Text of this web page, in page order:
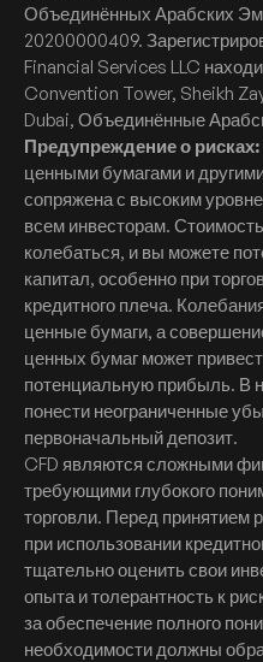
Объединённых Арабских
20200000409.
Financial Services LLC
Convention Tower, Sheikh
Dubai, Объединённые
Предупреждение о рисках:
ценными бумагами и
сопряжена с высоким
всем инвесторам.
колебаться, и вы можете
капитал, особенно при
кредитного плеча.
ценные бумаги, а
ценных бумаг может
потенциальную прибыль. В
понести неограниченные
первоначальный депозит.
CFD являются сложными
требующими глубокого
торговли. Перед принятием
при использовании
тщательно оценить свои
опыта и толерантность к
за обеспечение полного
необходимости должны